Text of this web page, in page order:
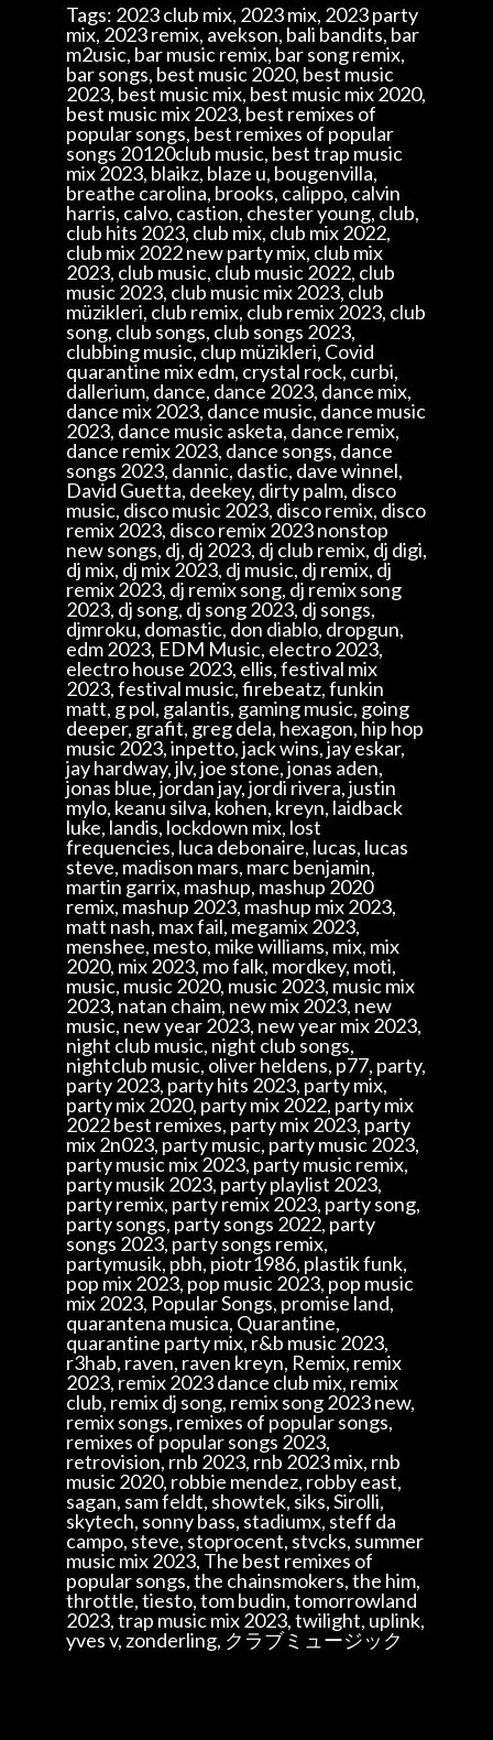
Tags: 2023 club mix, 2023 mix, 2023 party
mix, 2023 remix, avekson, bali bandits, bar
m2usic, bar music remix, bar song remix,
bar songs, best music 2020, best music
2023, best music mix, best music mix 2020,
best music mix 2023, best remixes of
popular songs, best remixes of popular
songs 20120club music, best trap music
mix 2023, blaikz, blaze u, bougenvilla,
breathe carolina, brooks, calippo, calvin
harris, calvo, castion, chester young, club,
club hits 2023, club mix, club mix 2022,
club mix 2022 new party mix, club mix
2023, club music, club music 2022, club
music 2023, club music mix 2023, club
müzikleri, club remix, club remix 2023, club
song, club songs, club songs 2023,
clubbing music, clup müzikleri, Covid
quarantine mix edm, crystal rock, curbi,
dallerium, dance, dance 2023, dance mix,
dance mix 2023, dance music, dance music
2023, dance music asketa, dance remix,
dance remix 2023, dance songs, dance
songs 2023, dannic, dastic, dave winnel,
David Guetta, deekey, dirty palm, disco
music, disco music 2023, disco remix, disco
remix 2023, disco remix 2023 nonstop
new songs, dj, dj 2023, dj club remix, dj digi,
dj mix, dj mix 2023, dj music, dj remix, dj
remix 2023, dj remix song, dj remix song
2023, dj song, dj song 2023, dj songs,
djmroku, domastic, don diablo, dropgun,
edm 2023, EDM Music, electro 2023,
electro house 2023, ellis, festival mix
2023, festival music, firebeatz, funkin
matt, g pol, galantis, gaming music, going
deeper, grafit, greg dela, hexagon, hip hop
music 2023, inpetto, jack wins, jay eskar,
jay hardway, jlv, joe stone, jonas aden,
jonas blue, jordan jay, jordi rivera, justin
mylo, keanu silva, kohen, kreyn, laidback
luke, landis, lockdown mix, lost
frequencies, luca debonaire, lucas, lucas
steve, madison mars, marc benjamin,
martin garrix, mashup, mashup 2020
remix, mashup 2023, mashup mix 2023,
matt nash, max fail, megamix 2023,
menshee, mesto, mike williams, mix, mix
2020, mix 2023, mo falk, mordkey, moti,
music, music 2020, music 2023, music mix
2023, natan chaim, new mix 2023, new
music, new year 2023, new year mix 2023,
night club music, night club songs,
nightclub music, oliver heldens, p77, party,
party 2023, party hits 2023, party mix,
party mix 2020, party mix 2022, party mix
2022 best remixes, party mix 2023, party
mix 2n023, party music, party music 2023,
party music mix 2023, party music remix,
party musik 2023, party playlist 2023,
party remix, party remix 2023, party song,
party songs, party songs 2022, party
songs 2023, party songs remix,
partymusik, pbh, piotr1986, plastik funk,
pop mix 2023, pop music 2023, pop music
mix 2023, Popular Songs, promise land,
quarantena musica, Quarantine,
quarantine party mix, r&b music 2023,
r3hab, raven, raven kreyn, Remix, remix
2023, remix 2023 dance club mix, remix
club, remix dj song, remix song 2023 new,
remix songs, remixes of popular songs,
remixes of popular songs 2023,
retrovision, rnb 2023, rnb 2023 mix, rnb
music 2020, robbie mendez, robby east,
sagan, sam feldt, showtek, siks, Sirolli,
skytech, sonny bass, stadiumx, steff da
campo, steve, stoprocent, stvcks, summer
music mix 2023, The best remixes of
popular songs, the chainsmokers, the him,
throttle, tiesto, tom budin, tomorrowland
2023, trap music mix 2023, twilight, uplink,
yves v, zonderling, クラブミュージック